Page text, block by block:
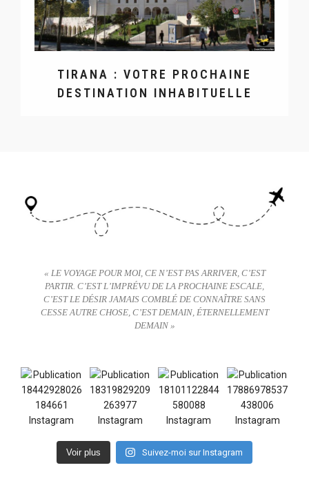
TIRANA : VOTRE PROCHAINE
DESTINATION INHABITUELLE
« LE VOYAGE POUR MOI, CE N’EST PAS ARRIVER, C’EST
PARTIR. C’EST L’IMPRÉVU DE LA PROCHAINE ESCALE,
C’EST LE DÉSIR JAMAIS COMBLÉ DE CONNAÎTRE SANS
CESSE AUTRE CHOSE, C’EST DEMAIN, ÉTERNELLEMENT
DEMAIN »
Voir plus Suivez-moi sur Instagram